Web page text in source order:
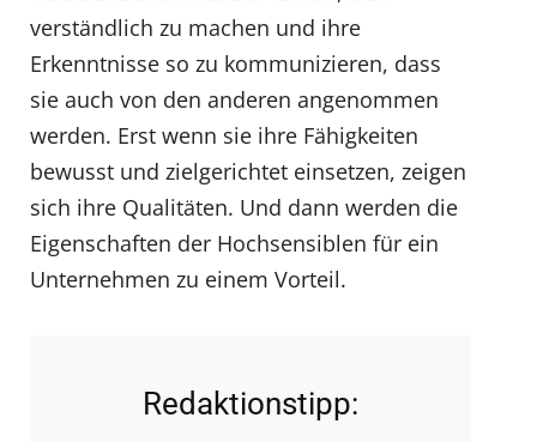
verständlich zu machen und ihre
Erkenntnisse so zu kommunizieren, dass
sie auch von den anderen angenommen
werden. Erst wenn sie ihre Fähigkeiten
bewusst und zielgerichtet einsetzen, zeigen
sich ihre Qualitäten. Und dann werden die
Eigenschaften der Hochsensiblen für ein
Unternehmen zu einem Vorteil.
Redaktionstipp: